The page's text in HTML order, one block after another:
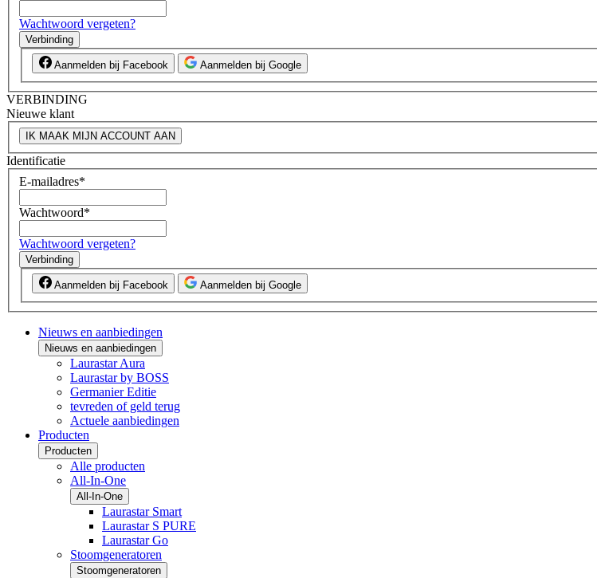
Wachtwoord vergeten?
Verbinding
Aanmelden bij Facebook Aanmelden bij Google
VERBINDING
Nieuwe klant
IK MAAK MIJN ACCOUNT AAN
Identificatie
E-mailadres*
Wachtwoord*
Wachtwoord vergeten?
Verbinding
Aanmelden bij Facebook Aanmelden bij Google
Nieuws en aanbiedingen
Nieuws en aanbiedingen
Laurastar Aura
Laurastar by BOSS
Germanier Editie
tevreden of geld terug
Actuele aanbiedingen
Producten
Producten
Alle producten
All-In-One
All-In-One
Laurastar Smart
Laurastar S PURE
Laurastar Go
Stoomgeneratoren
Stoomgeneratoren